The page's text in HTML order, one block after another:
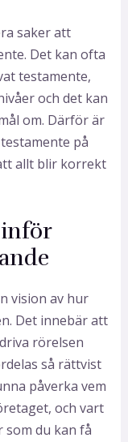
saker att
Det kan ofta
testamente,
och det kan
om. Därför är
på
allt blir korrekt
vision av hur
Det innebär att
rörelsen
så rättvist
påverka vem
och vart
som du kan få